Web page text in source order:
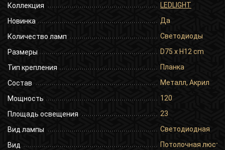
Коллекция LEDLIGHT
Новинка Да
Количество ламп Светодиоды
Размеры D75 x H12 cm
Тип крепления Планка
Состав Металл, Акрил
Мощность 120
Площадь освещения 23
Вид лампы Светодиодная
Вид Потолочная